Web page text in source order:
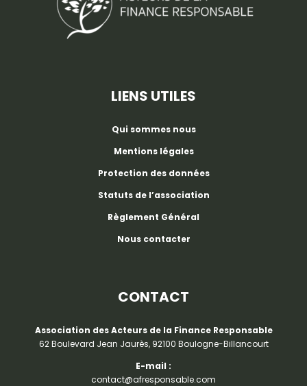
LIENS UTILES
Qui sommes nous
Mentions légales
Protection des données
Statuts de l’association
Règlement Général
Nous contacter
CONTACT
Association des Acteurs de la Finance Responsable
62 Boulevard Jean Jaurès, 92100 Boulogne-Billancourt
E-mail :
contact@afresponsable.com